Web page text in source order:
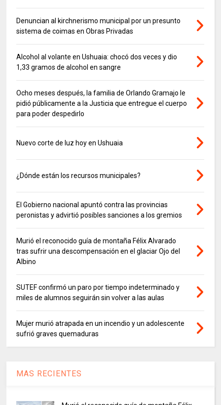
Denuncian al kirchnerismo municipal por un presunto
sistema de coimas en Obras Privadas
Alcohol al volante en Ushuaia: chocó dos veces y dio
1,33 gramos de alcohol en sangre
Ocho meses después, la familia de Orlando Gramajo le
pidió públicamente a la Justicia que entregue el cuerpo
para poder despedirlo
Nuevo corte de luz hoy en Ushuaia
¿Dónde están los recursos municipales?
El Gobierno nacional apuntó contra las provincias
peronistas y advirtió posibles sanciones a los gremios
Murió el reconocido guía de montaña Félix Alvarado
tras sufrir una descompensación en el glaciar Ojo del
Albino
SUTEF confirmó un paro por tiempo indeterminado y
miles de alumnos seguirán sin volver a las aulas
Mujer murió atrapada en un incendio y un adolescente
sufrió graves quemaduras
MAS RECIENTES